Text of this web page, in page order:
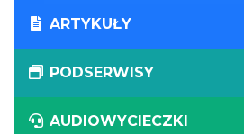
ARTYKUŁY
PODSERWISY
AUDIOWYCIECZKI